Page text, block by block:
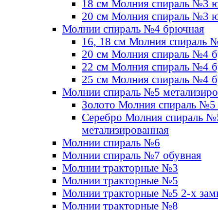
18 см Молния спираль №3
20 см Молния спираль №3
Молнии спираль №4 брючная
16, 18 см Молния спираль
20 см Молния спираль №4
22 см Молния спираль №4
25 см Молния спираль №4
Молнии спираль №5
Золото Молния спираль №5
Серебро Молния спираль
метализированная
Молнии спираль №6
Молнии спираль №7 обувная
Молнии тракторные №3
Молнии тракторные №5
Молнии тракторные №5 2-х
Молнии тракторные №8